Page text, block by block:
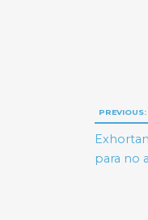
de
PREVIOUS:
para no